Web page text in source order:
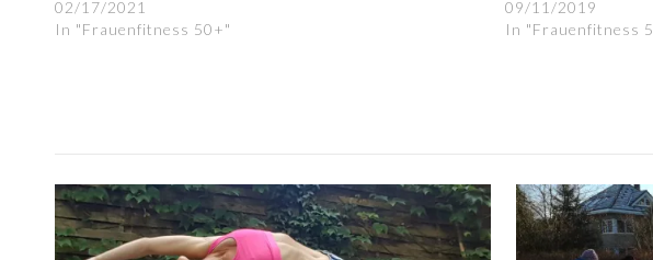
02/17/2021
In "Frauenfitness 50+"
09/11/2019
In "Frauenfitness